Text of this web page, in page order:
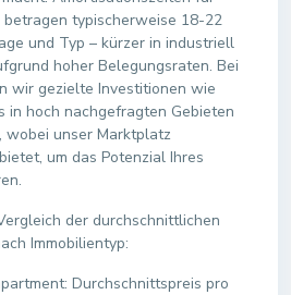
betragen typischerweise 18-22
und Typ – kürzer in industriell
hoher Belegungsraten. Bei
wir gezielte Investitionen wie
in hoch nachgefragten Gebieten
wobei unser Marktplatz
um das Potenzial Ihres
der durchschnittlichen
Immobilientyp:
Durchschnittspreis pro